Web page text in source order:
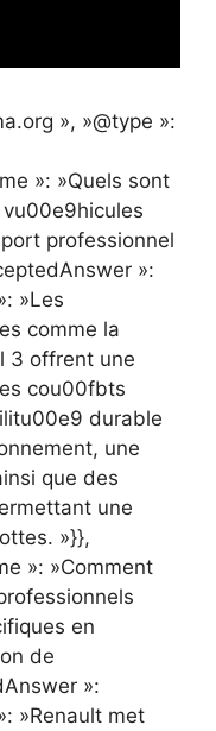
», »@type »:
»: »Quels sont
professionnel
»:
»Les
comme la
3 offrent une
cou00fbts
durable
une
que des
une
»}},
»: »Comment
en
de
»:
»Renault met